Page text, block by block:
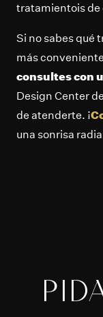
tratamientois de
Si no sabes qué
más
consultes con
Design Center
de atenderte. ¡
una sonrisa